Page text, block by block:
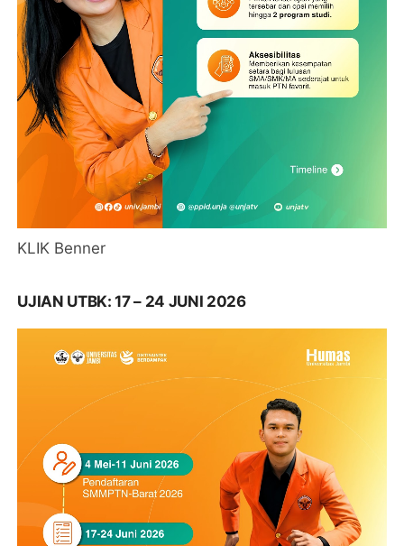
KLIK Benner
UJIAN UTBK: 17 – 24 JUNI 2026